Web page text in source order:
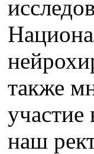
также
наш